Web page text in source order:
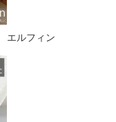
エルフィン